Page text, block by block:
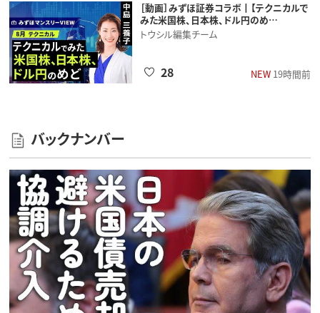
［動画］みずほ証券コラボ┃【テクニカルで
みた米国株、日本株、ドル円のめ…
トウシル編集チーム
NEW19時間前
28
バックナンバー